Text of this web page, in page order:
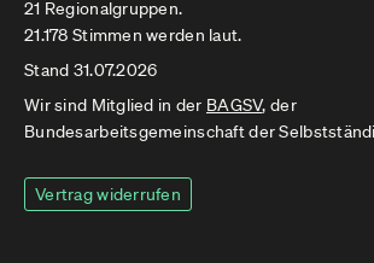
21 Regionalgruppen.
21.178 Stimmen werden laut.
Stand 31.07.2026
Wir sind Mitglied in der BAGSV, der
Bundesarbeitsgemeinschaft der
Vertrag widerrufen